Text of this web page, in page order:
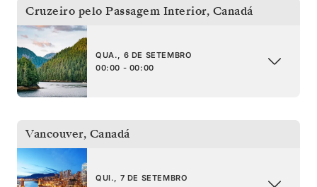
Cruzeiro pelo Passagem Interior, Canadá
QUA., 6 DE SETEMBRO
00:00 - 00:00
Vancouver, Canadá
QUI., 7 DE SETEMBRO